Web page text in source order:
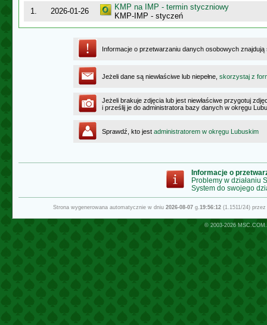
1.
2026-01-26
KMP na IMP - termin styczniowy
KMP-IMP - styczeń
Informacje o przetwarzaniu danych osobowych
Jeżeli dane są niewłaściwe lub niepełne, skorzystaj z
Jeżeli brakuje zdjęcia lub jest niewłaściwe przygotuj
i prześlij je do administratora bazy danych w okręgu
Sprawdź, kto jest administratorem w okręgu Lubuskim
Informacje o
Problemy w działaniu
System do swojego
Strona wygenerowana automatycznie w dniu 2026-08-07 g.19:56:12 (1.1511/24)
© 2003-2026